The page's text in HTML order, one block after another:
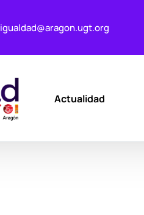
igualdad@aragon.ugt.org
Actualidad